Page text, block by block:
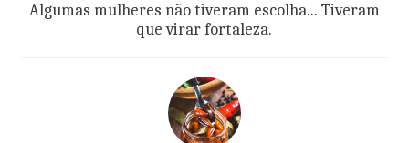
Algumas mulheres não tiveram escolha... Tiveram
que virar fortaleza.